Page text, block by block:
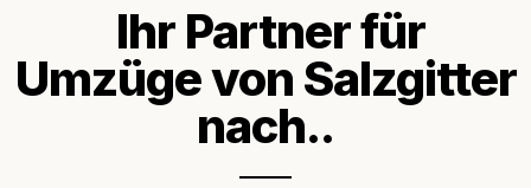
Ihr Partner für
Umzüge von Salzgitter
nach..